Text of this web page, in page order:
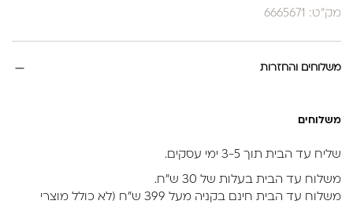
מק"ט: 6665671
משלוחים והחזרות
משלוחים
שליח עד הבית תוך 3-5 ימי עסקים.
משלוח עד הבית בעלות של 30 ש״ח.
משלוח עד הבית חינם בקניה מעל 399 ש״ח (לא כולל מוצרי